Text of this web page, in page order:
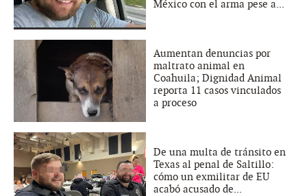
México con el arma pese a...
Aumentan denuncias por
maltrato animal en
Coahuila; Dignidad Animal
reporta 11 casos vinculados
a proceso
De una multa de tránsito en
Texas al penal de Saltillo:
cómo un exmilitar de EU
acabó acusado de...